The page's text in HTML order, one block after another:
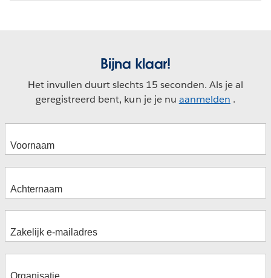
Bijna klaar!
Het invullen duurt slechts 15 seconden. Als je al
geregistreerd bent, kun je je nu aanmelden .